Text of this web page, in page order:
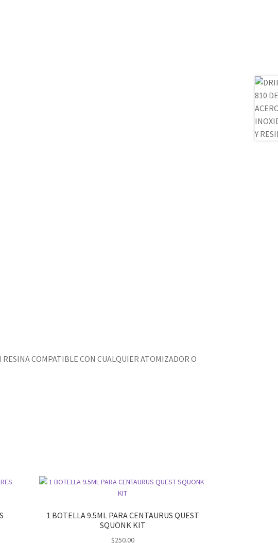
COMPATIBLE CON CUALQUIER ATOMIZADOR O
1 BOTELLA 9.5ML PARA CENTAURUS QUEST
SQUONK KIT
$250.00